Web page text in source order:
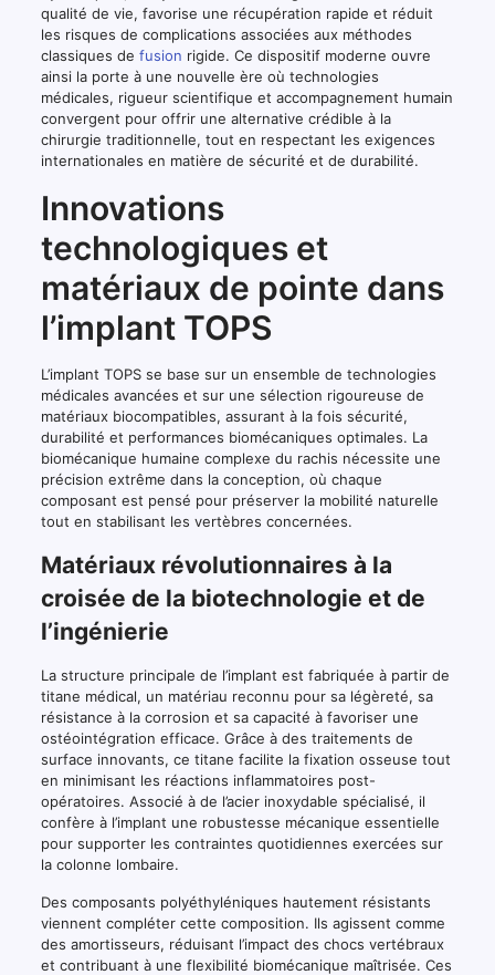
qualité de vie, favorise une récupération rapide et réduit
les risques de complications associées aux méthodes
classiques de fusion rigide. Ce dispositif moderne ouvre
ainsi la porte à une nouvelle ère où technologies
médicales, rigueur scientifique et accompagnement humain
convergent pour offrir une alternative crédible à la
chirurgie traditionnelle, tout en respectant les exigences
internationales en matière de sécurité et de durabilité.
Innovations
technologiques et
matériaux de pointe dans
l’implant TOPS
L’implant TOPS se base sur un ensemble de technologies
médicales avancées et sur une sélection rigoureuse de
matériaux biocompatibles, assurant à la fois sécurité,
durabilité et performances biomécaniques optimales. La
biomécanique humaine complexe du rachis nécessite une
précision extrême dans la conception, où chaque
composant est pensé pour préserver la mobilité naturelle
tout en stabilisant les vertèbres concernées.
Matériaux révolutionnaires à la
croisée de la biotechnologie et de
l’ingénierie
La structure principale de l’implant est fabriquée à partir de
titane médical, un matériau reconnu pour sa légèreté, sa
résistance à la corrosion et sa capacité à favoriser une
ostéointégration efficace. Grâce à des traitements de
surface innovants, ce titane facilite la fixation osseuse tout
en minimisant les réactions inflammatoires post-
opératoires. Associé à de l’acier inoxydable spécialisé, il
confère à l’implant une robustesse mécanique essentielle
pour supporter les contraintes quotidiennes exercées sur
la colonne lombaire.
Des composants polyéthyléniques hautement résistants
viennent compléter cette composition. Ils agissent comme
des amortisseurs, réduisant l’impact des chocs vertébraux
et contribuant à une flexibilité biomécanique maîtrisée. Ces